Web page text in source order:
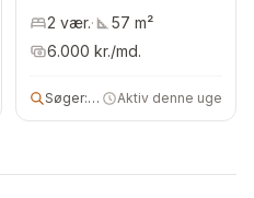
Bispebjerg
2 vær.· 57 m²
6.000 kr./md.
Søger:andels- eller ejerbolig
Aktiv denne uge